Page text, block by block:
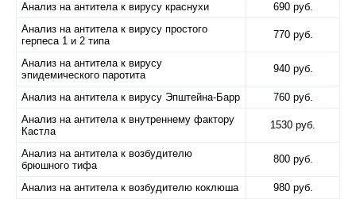
Анализ на антитела к вирусу краснухи
690 руб.
Анализ на антитела к вирусу простого
герпеса 1 и 2 типа
770 руб.
Анализ на антитела к вирусу
эпидемического паротита
940 руб.
Анализ на антитела к вирусу Эпштейна-Барр
760 руб.
Анализ на антитела к внутреннему фактору
Кастла
1530 руб.
Анализ на антитела к возбудителю
брюшного тифа
800 руб.
Анализ на антитела к возбудителю коклюша
980 руб.